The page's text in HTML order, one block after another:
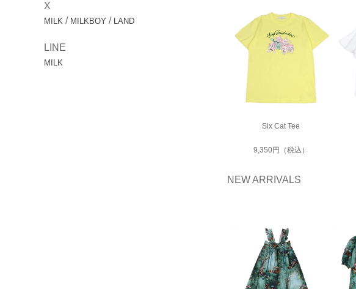
X
MILK / MILKBOY / LAND
LINE
MILK
Six Cat Tee
9,350円（税込）
NEW ARRIVALS